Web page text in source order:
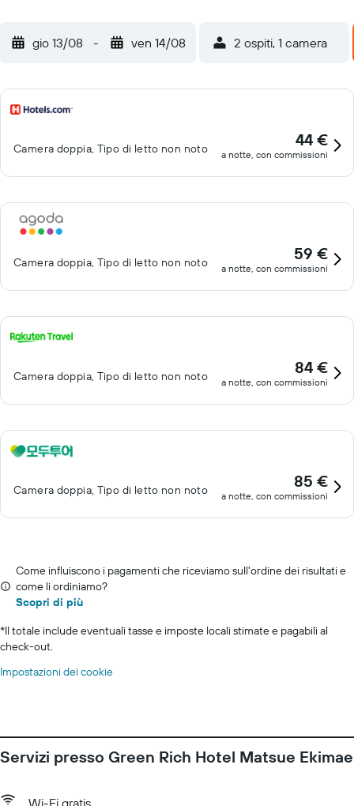
gio 13/08 - ven 14/08 2 ospiti, 1 camera
Camera doppia, Tipo di letto non noto 44 €
a notte, con commissioni
Camera doppia, Tipo di letto non noto 59 €
a notte, con commissioni
Camera doppia, Tipo di letto non noto 84 €
a notte, con commissioni
Camera doppia, Tipo di letto non noto 85 €
a notte, con commissioni
Come influiscono i pagamenti che riceviamo sull'ordine dei risultati e
come li ordiniamo?
Scopri di più
*Il totale include eventuali tasse e imposte locali stimate e pagabili al
check-out.
Impostazioni dei cookie
Servizi presso Green Rich Hotel Matsue Ekimae
Wi-Fi gratis